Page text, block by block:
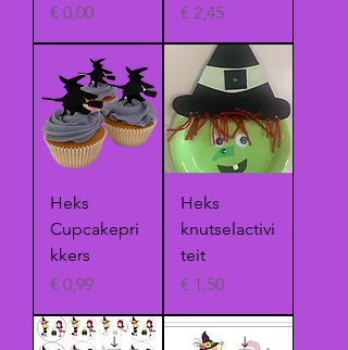
Prijs
€ 0,00
Prijs
€ 2,45
Heks
Cupcakepri
kkers
Prijs
€ 0,99
Heks
knutselactivi
teit
Prijs
€ 1,50